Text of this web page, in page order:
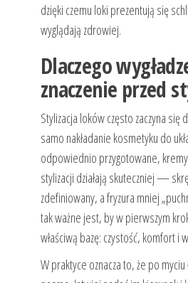
dzięki czemu loki prezentują się
wyglądają zdrowiej.
Dlaczego
znaczenie przed
Stylizacja loków często zaczyna się
samo nakładanie kosmetyku do
odpowiednio przygotowane,
stylizacji działają skuteczniej —
zdefiniowany, a fryzura mniej
tak ważne jest, by w pierwszym
właściwą bazę: czystość, komfort i
W praktyce oznacza to, że po